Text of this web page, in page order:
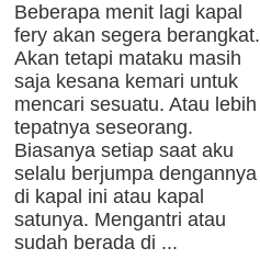
Beberapa menit lagi kapal
fery akan segera berangkat.
Akan tetapi mataku masih
saja kesana kemari untuk
mencari sesuatu. Atau lebih
tepatnya seseorang.
Biasanya setiap saat aku
selalu berjumpa dengannya
di kapal ini atau kapal
satunya. Mengantri atau
sudah berada di ...